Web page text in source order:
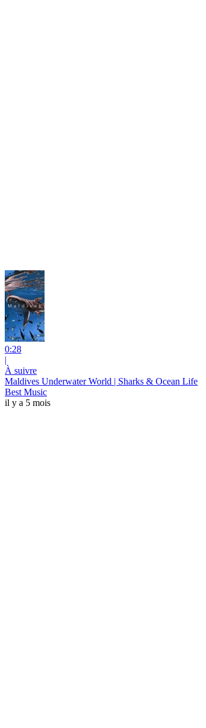
0:28
|
À suivre
Maldives Underwater World | Sharks & Ocean Life
Best Music
il y a 5 mois